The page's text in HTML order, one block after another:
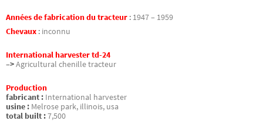
Années de fabrication du tracteur : 1947 – 1959
Chevaux : inconnu
International harvester td-24
–>Agricultural chenille tracteur
Production
fabricant : International harvester
usine : Melrose park, illinois, usa
total built :7,500